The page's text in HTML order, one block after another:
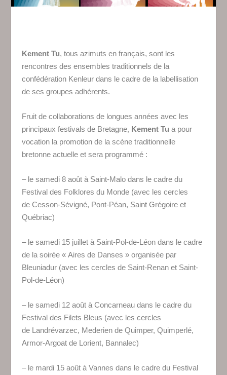
Kement Tu, tous azimuts en français, sont les
rencontres des ensembles traditionnels de la
confédération Kenleur dans le cadre de la labellisation
de ses groupes adhérents.
Fruit de collaborations de longues années avec les
principaux festivals de Bretagne, Kement Tu a pour
vocation la promotion de la scène traditionnelle
bretonne actuelle et sera programmé :
– le samedi 8 août à Saint-Malo dans le cadre du
Festival des Folklores du Monde (avec les cercles
de Cesson-Sévigné, Pont-Péan, Saint Grégoire et
Québriac)
– le samedi 15 juillet à Saint-Pol-de-Léon dans le cadre
de la soirée « Aires de Danses » organisée par
Bleuniadur (avec les cercles de Saint-Renan et Saint-
Pol-de-Léon)
– le samedi 12 août à Concarneau dans le cadre du
Festival des Filets Bleus (avec les cercles
de Landrévarzec, Mederien de Quimper, Quimperlé,
Armor-Argoat de Lorient, Bannalec)
– le mardi 15 août à Vannes dans le cadre du Festival